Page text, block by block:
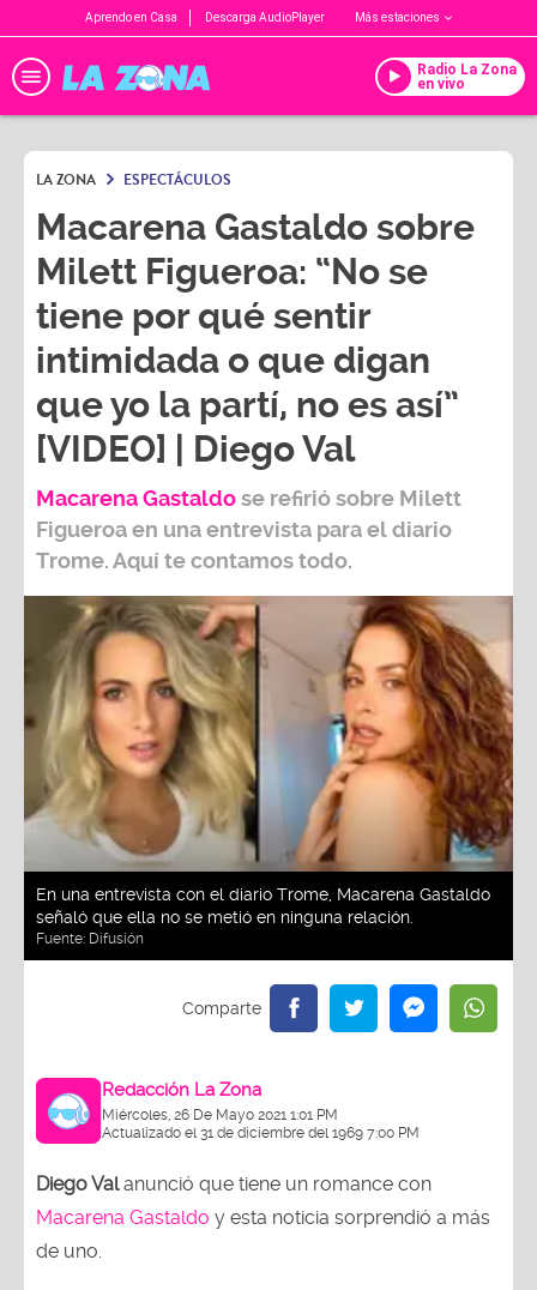
Aprendo en Casa Descarga AudioPlayer Más estaciones
Radio La Zona
en vivo
LA ZONA ESPECTÁCULOS
Macarena Gastaldo sobre
Milett Figueroa: “No se
tiene por qué sentir
intimidada o que digan
que yo la partí, no es así”
[VIDEO] | Diego Val
Macarena Gastaldose refirió sobre Milett
Figueroaen una entrevista para el diario
Trome. Aquí te contamos todo.
En una entrevista con el diario Trome, Macarena Gastaldo
señaló que ella no se metió en ninguna relación.
Fuente: Difusión
Redacción La Zona
Miércoles, 26 De Mayo 2021 1:01 PM
Actualizado el 31 de diciembre del 1969 7:00 PM
Diego Valanunció que tiene un romance con
Macarena Gastaldo y esta noticia sorprendió a más
de uno.